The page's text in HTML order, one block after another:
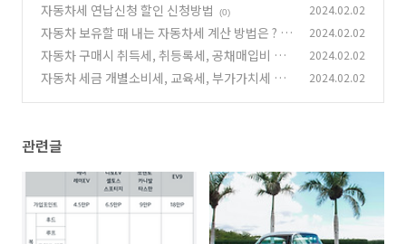
자동차세 연납신청 할인 신청방법 (0) 2024.02.02
자동차 보유할 때 내는 자동차세 계산 방법은 ?
(1)
2024.02.02
자동차 구매시 취득세, 취등록세, 공채매입비 란
무엇인가? (0)
2024.02.02
자동차 세금 개별소비세, 교육세, 부가가치세 란
2024.02.02
관련글